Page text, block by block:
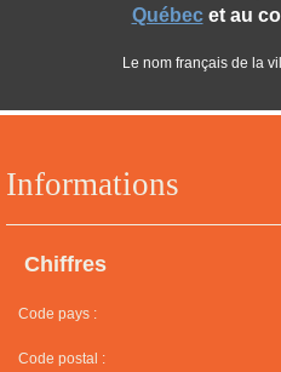
Informations
Chiffres
Code pays :
Code postal :
Québecet au
Le nom français de la